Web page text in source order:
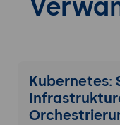
Kubernetes: